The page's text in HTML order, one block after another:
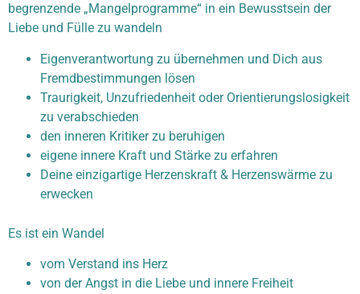
begrenzende „Mangelprogramme“ in ein Bewusstsein der
Liebe und Fülle zu wandeln
Eigenverantwortung zu übernehmen und Dich aus
Fremdbestimmungen lösen
Traurigkeit, Unzufriedenheit oder Orientierungslosigkeit
zu verabschieden
den inneren Kritiker zu beruhigen
eigene innere Kraft und Stärke zu erfahren
Deine einzigartige Herzenskraft & Herzenswärme zu
erwecken
Es ist ein Wandel
vom Verstand ins Herz
von der Angst in die Liebe und innere Freiheit